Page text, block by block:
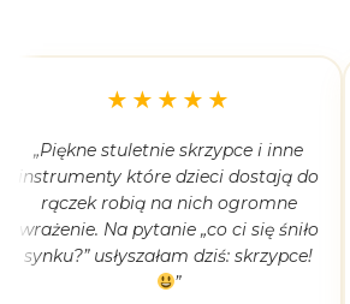
★★★★★
„Piękne stuletnie skrzypce i inne
instrumenty które dzieci dostają do
rączek robią na nich ogromne
wrażenie. Na pytanie „co ci się śniło
synku?” usłyszałam dziś: skrzypce!
”